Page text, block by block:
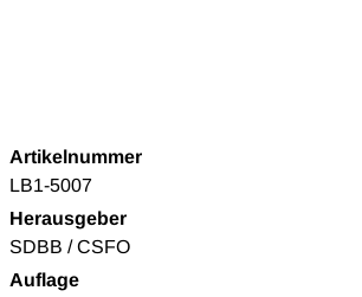
Artikelnummer
LB1-5007
Herausgeber
SDBB / CSFO
Auflage